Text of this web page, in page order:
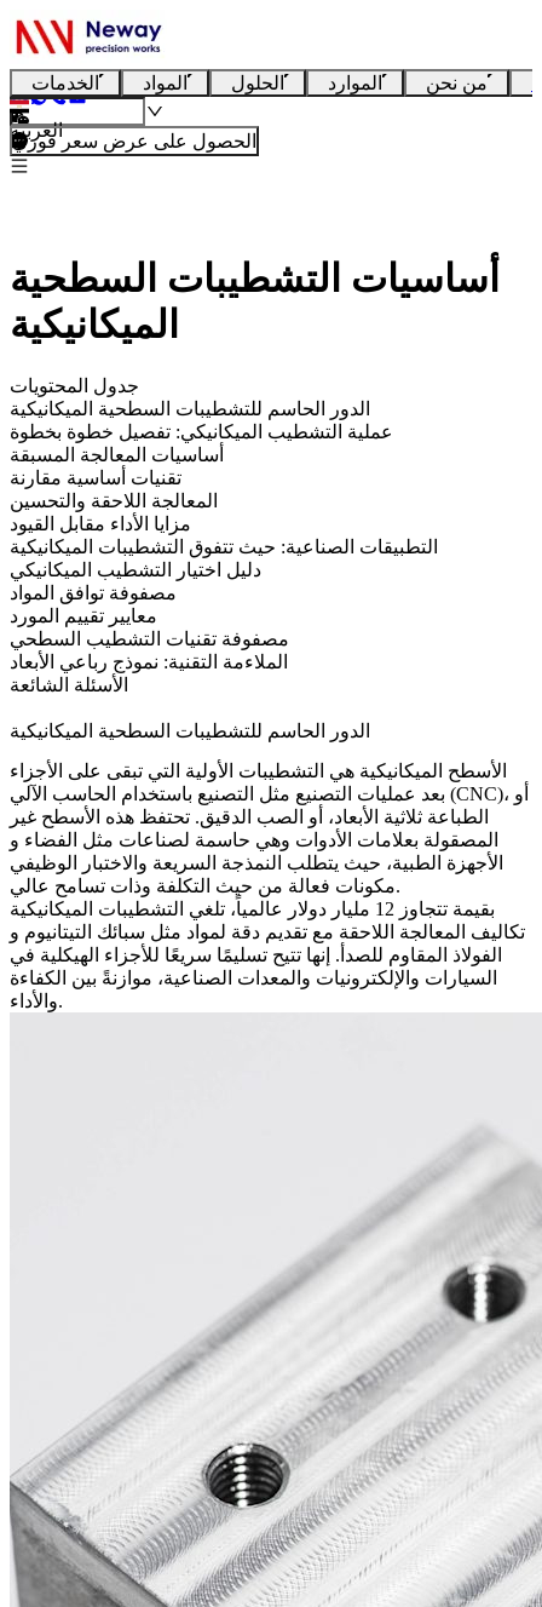
الخدمات المواد الحلول الموارد من نحن
العربية
الحصول على عرض سعر فوري
أساسيات التشطيبات السطحية
الميكانيكية
جدول المحتويات
الدور الحاسم للتشطيبات السطحية الميكانيكية
عملية التشطيب الميكانيكي: تفصيل خطوة بخطوة
أساسيات المعالجة المسبقة
تقنيات أساسية مقارنة
المعالجة اللاحقة والتحسين
مزايا الأداء مقابل القيود
التطبيقات الصناعية: حيث تتفوق التشطيبات الميكانيكية
دليل اختيار التشطيب الميكانيكي
مصفوفة توافق المواد
معايير تقييم المورد
مصفوفة تقنيات التشطيب السطحي
الملاءمة التقنية: نموذج رباعي الأبعاد
الأسئلة الشائعة
الدور الحاسم للتشطيبات السطحية الميكانيكية
الأسطح الميكانيكية هي التشطيبات الأولية التي تبقى على الأجزاء
بعد عمليات التصنيع مثل التصنيع باستخدام الحاسب الآلي (CNC) ، أو
الطباعة ثلاثية الأبعاد، أو الصب الدقيق. تحتفظ هذه الأسطح غير
المصقولة بعلامات الأدوات وهي حاسمة لصناعات مثل الفضاء و
الأجهزة الطبية، حيث يتطلب النمذجة السريعة والاختبار الوظيفي
مكونات فعالة من حيث التكلفة وذات تسامح عالي.
بقيمة تتجاوز 12 مليار دولار عالمياً، تلغي التشطيبات الميكانيكية
تكاليف المعالجة اللاحقة مع تقديم دقة لمواد مثل سبائك التيتانيوم و
الفولاذ المقاوم للصدأ . إنها تتيح تسليمًا سريعًا للأجزاء الهيكلية في
السيارات والإلكترونيات والمعدات الصناعية، موازنةً بين الكفاءة
والأداء.